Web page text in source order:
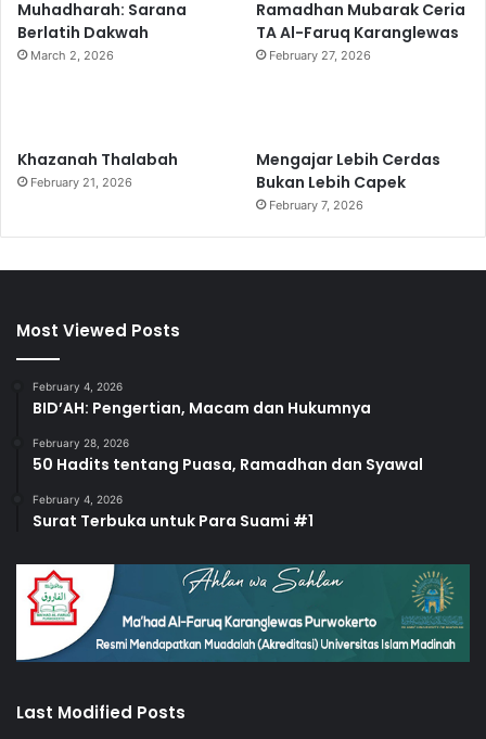
i
l
a
s
s
Muhadharah: Sarana
Berlatih Dakwah
March 2, 2026
Ramadhan Mubarak Ceria
TA Al-Faruq Karanglewas
February 27, 2026
Khazanah Thalabah
February 21, 2026
Mengajar Lebih Cerdas
Bukan Lebih Capek
February 7, 2026
Most Viewed Posts
February 4, 2026
BID’AH: Pengertian, Macam dan Hukumnya
February 28, 2026
50 Hadits tentang Puasa, Ramadhan dan Syawal
February 4, 2026
Surat Terbuka untuk Para Suami #1
Last Modified Posts